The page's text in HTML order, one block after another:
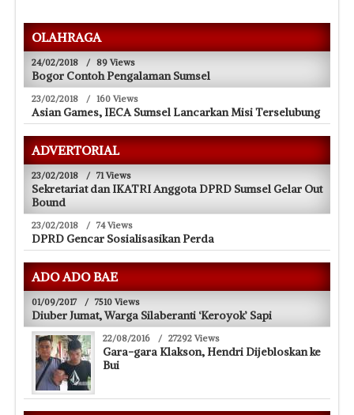
OLAHRAGA
24/02/2018 / 89 Views
Bogor Contoh Pengalaman Sumsel
23/02/2018 / 160 Views
Asian Games, IECA Sumsel Lancarkan Misi Terselubung
ADVERTORIAL
23/02/2018 / 71 Views
Sekretariat dan IKATRI Anggota DPRD Sumsel Gelar Out
Bound
23/02/2018 / 74 Views
DPRD Gencar Sosialisasikan Perda
ADO ADO BAE
01/09/2017 / 7510 Views
Diuber Jumat, Warga Silaberanti ‘Keroyok’ Sapi
22/08/2016 / 27292 Views
Gara-gara Klakson, Hendri Dijebloskan ke
Bui